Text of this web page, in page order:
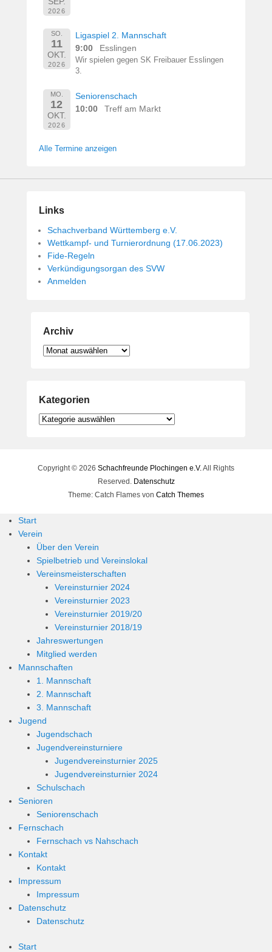
2026
SO.
11
OKT.
2026
Ligaspiel 2. Mannschaft
9:00
Esslingen
Wir spielen gegen SK Freibauer Esslingen
3.
MO.
12
OKT.
2026
Seniorenschach
10:00
Treff am Markt
Alle Termine anzeigen
Links
Schachverband Württemberg e.V.
Wettkampf- und Turnierordnung (17.06.2023)
Fide-Regeln
Verkündigungsorgan des SVW
Anmelden
Archiv
Archiv
Kategorien
Kategorien
Copyright © 2026 Schachfreunde Plochingen e.V. All Rights
Reserved. Datenschutz
Theme: Catch Flames von Catch Themes
Start
Verein
Über den Verein
Spielbetrieb und Vereinslokal
Vereinsmeisterschaften
Vereinsturnier 2024
Vereinsturnier 2023
Vereinsturnier 2019/20
Vereinsturnier 2018/19
Jahreswertungen
Mitglied werden
Mannschaften
1. Mannschaft
2. Mannschaft
3. Mannschaft
Jugend
Jugendschach
Jugendvereinsturniere
Jugendvereinsturnier 2025
Jugendvereinsturnier 2024
Schulschach
Senioren
Seniorenschach
Fernschach
Fernschach vs Nahschach
Kontakt
Kontakt
Impressum
Impressum
Datenschutz
Datenschutz
Start